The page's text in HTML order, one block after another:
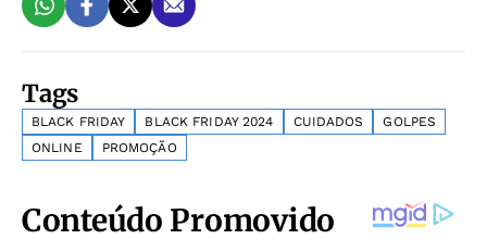
Tags
BLACK FRIDAY BLACK FRIDAY 2024 CUIDADOS
GOLPES
ONLINE
PROMOÇÃO